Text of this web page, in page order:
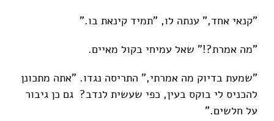
"קנאי אחד," ענתה לו, "תמיד קינאת בו."
"מה אמרת?!" שאל עמיחי בקול מאיים.
"שמעת בדיוק מה אמרתי," התריסה נגדו. "אתה מתכונן
להכניס לי בוקס בעין, כפי שעשית לנדב? גם כן גיבור
על חלשים."